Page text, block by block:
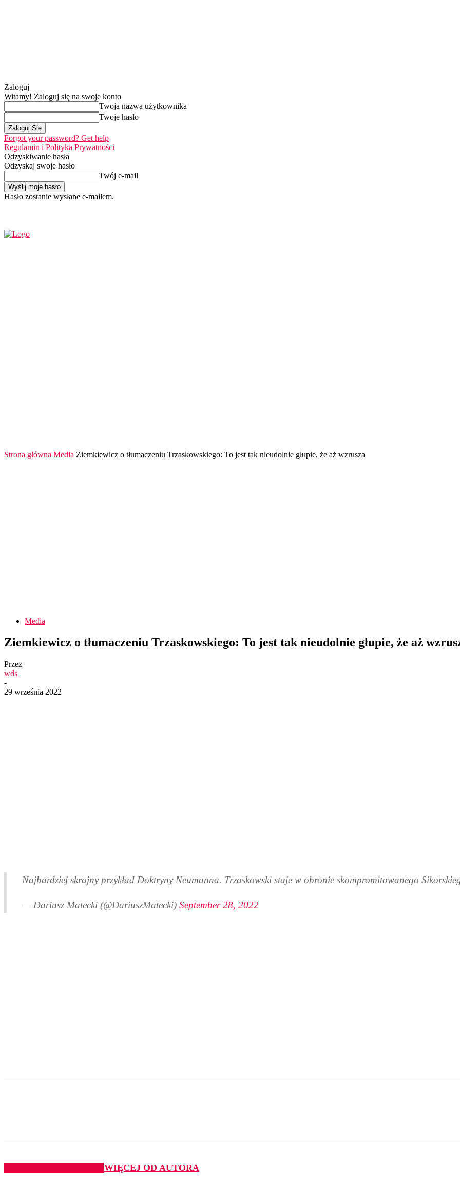
Zaloguj
Witamy! Zaloguj się na swoje konto
Twoja nazwa użytkownika
Twoje hasło
Forgot your password? Get help
Regulamin i Polityka Prywatności
Odzyskiwanie hasła
Odzyskaj swoje hasło
Twój e-mail
Hasło zostanie wysłane e-mailem.
Strona główna Media Ziemkiewicz o tłumaczeniu Trzaskowskiego: To jest tak nieudolnie głupie, że aż wzrusza
Media
Ziemkiewicz o tłumaczeniu Trzaskowskiego: To jest tak nieudolnie głupie, że aż
Przez
wds
-
29 września 2022
Najbardziej skrajny przykład Doktryny Neumanna. Trzaskowski staje w obronie skompromitowanego
— Dariusz Matecki (@DariuszMatecki) September 28, 2022
WIĘCEJ OD AUTORA